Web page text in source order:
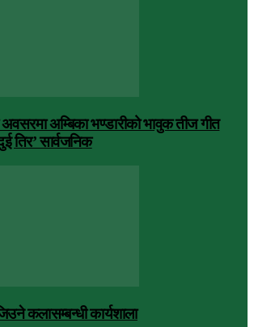
अम्बिका भण्डारीको भावुक तीज गीत
तिर’ सार्वजनिक
कलासम्बन्धी कार्यशाला